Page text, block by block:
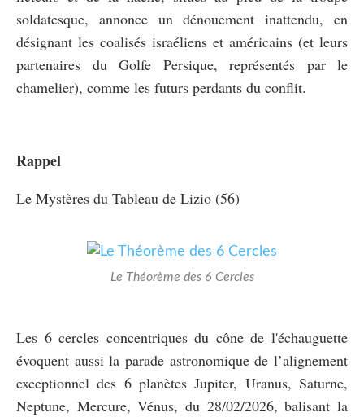
soldatesque, annonce un dénouement inattendu, en
désignant les coalisés israéliens et américains (et leurs
partenaires du Golfe Persique, représentés par le
chamelier), comme les futurs perdants du conflit.
Rappel
Le Mystères du Tableau de Lizio (56)
Le Théorème des 6 Cercles
Les 6 cercles concentriques du cône de l'échauguette
évoquent aussi la parade astronomique de l’alignement
exceptionnel des 6 planètes Jupiter, Uranus, Saturne,
Neptune, Mercure, Vénus, du 28/02/2026, balisant la